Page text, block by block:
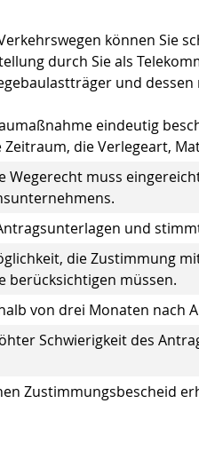
können Sie
durch Sie als
und
eindeutig
die Verlegeart,
Wegerecht muss
und
die Zustimmung
berücksichtigen müssen.
von drei Monaten nach
Schwierigkeit des
Zustimmungsbescheid